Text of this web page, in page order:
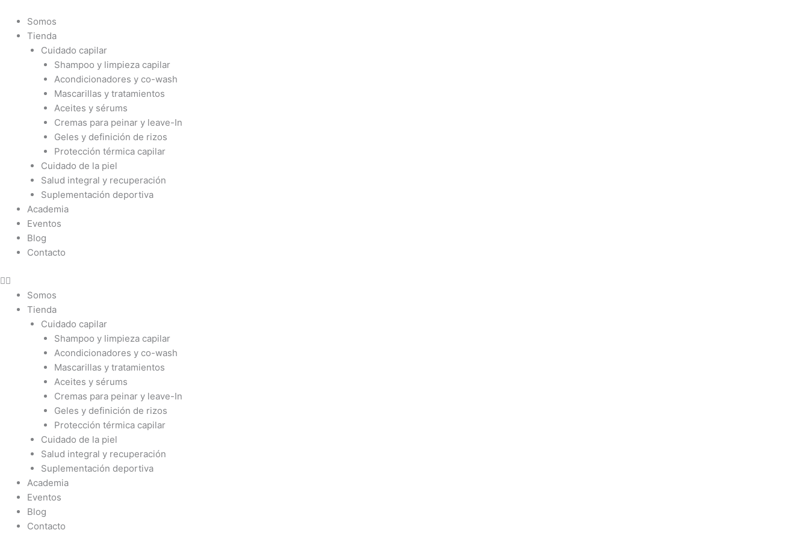
contenido
Somos
Tienda
Cuidado capilar
Shampoo y limpieza capilar
Acondicionadores y co-wash
Mascarillas y tratamientos
Aceites y sérums
Cremas para peinar y leave-In
Geles y definición de rizos
Protección térmica capilar
Cuidado de la piel
Salud integral y recuperación
Suplementación deportiva
Academia
Eventos
Blog
Contacto
Somos
Tienda
Cuidado capilar
Shampoo y limpieza capilar
Acondicionadores y co-wash
Mascarillas y tratamientos
Aceites y sérums
Cremas para peinar y leave-In
Geles y definición de rizos
Protección térmica capilar
Cuidado de la piel
Salud integral y recuperación
Suplementación deportiva
Academia
Eventos
Blog
Contacto